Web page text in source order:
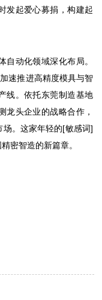
发起爱心募捐，构建起
动化领域深化布局。
速推进高精度模具与智
线。依托东莞制造基地
龙头企业的战略合作，
。这家年轻的[敏感词]
密智造的新篇章。